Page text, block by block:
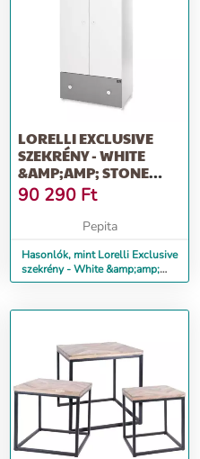
LORELLI EXCLUSIVE
SZEKRÉNY - WHITE
&AMP;AMP; STONE
GREY / FEHÉR
&AMP;AMP;...
90 290 Ft
Pepita
Hasonlók, mint Lorelli Exclusive
szekrény - White &amp;amp;
Stone Grey / Fehér &amp;amp;...